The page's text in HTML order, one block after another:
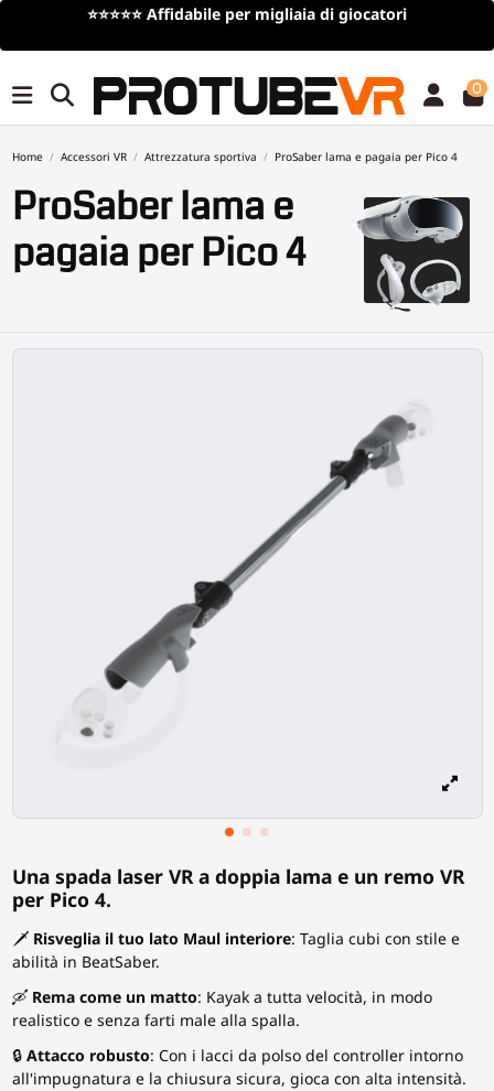
Spedizione gratuitaper ordini superiori a 100€/
0
Home Accessori VR Attrezzatura sportiva ProSaber lama e pagaia per Pico 4
ProSaber lama e
pagaia per Pico 4
Una spada laser VR a doppia lama e un remo VR
per Pico 4.
🗡️ Risveglia il tuo lato Maul interiore: Taglia cubi con stile e
abilità in BeatSaber.
🛶 Rema come un matto: Kayak a tutta velocità, in modo
realistico e senza farti male alla spalla.
🔒 Attacco robusto: Con i lacci da polso del controller intorno
all'impugnatura e la chiusura sicura, gioca con alta intensità.